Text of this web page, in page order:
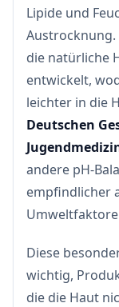
Lipide und
die natürliche
entwickelt,
leichter in die
Deutschen
andere pH-
empfindlicher
Diese
wichtig,
die die Haut